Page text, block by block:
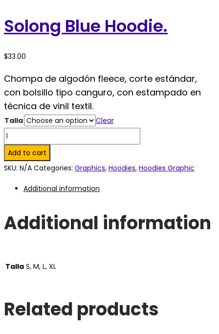
Solong Blue Hoodie.
$33.00
Chompa de algodón fleece, corte estándar,
con bolsillo tipo canguro, con estampado en
técnica de vinil textil.
Talla
Clear
Solong
Blue
Hoodie.
Add to cart
SKU: N/A Categories: Graphics, Hoodies, Hoodies Graphic
Additional information
Additional information
Talla S, M, L, XL
Related products